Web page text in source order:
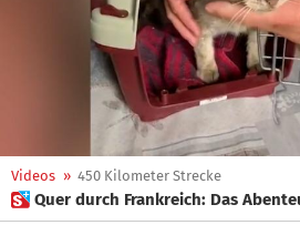
Videos » 450 Kilometer Strecke
 Quer durch Frankreich: Das